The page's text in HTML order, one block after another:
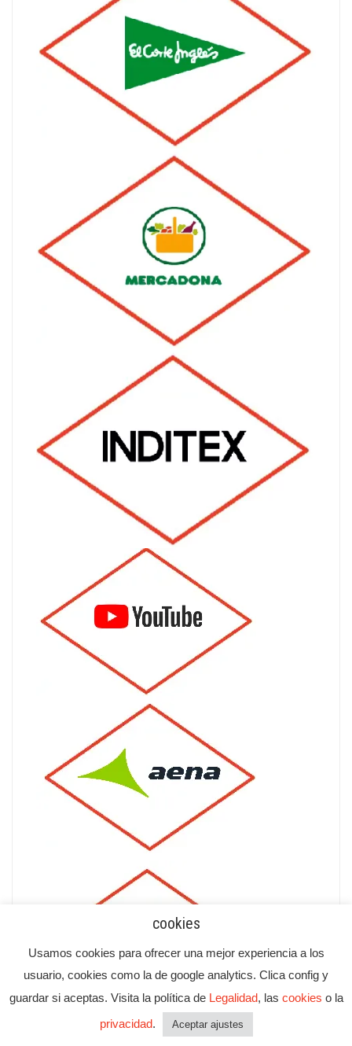
cookies
Usamos cookies para ofrecer una mejor experiencia a los
usuario, cookies como la de google analytics. Clica config y
guardar si aceptas. Visita la política de Legalidad, las cookies o la
privacidad. Aceptar ajustes